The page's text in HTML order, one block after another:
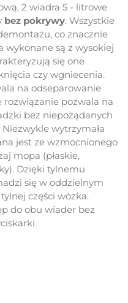
2 wiadra 5 - litrowe
bez pokrywy. Wszystkie
co znacznie
wykonane są z wysokiej
się one
czy wgniecenia.
na odseparowanie
rozwiązanie pozwala na
bez niepożądanych
wytrzymała
jest ze wzmocnionego
mopa (płaskie,
Dzięki tylnemu
się w oddzielnym
części wózka.
do obu wiader bez